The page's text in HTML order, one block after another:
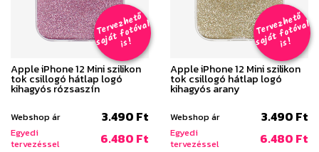
T
er
v
e
z
h
e
t
ő
s
aj
á
t
f
o
t
ó
v
al
i
s
!
Apple iPhone 12 Mini szilikon
tok csillogó hátlap logó
kihagyós rózsaszín
Webshop ár 3.490 Ft
Egyedi
tervezéssel
6.480 Ft
T
er
v
e
z
h
e
t
ő
s
aj
á
t
f
o
t
ó
v
al
i
s
!
Apple iPhone 12 Mini szilikon
tok csillogó hátlap logó
kihagyós arany
Webshop ár 3.490 Ft
Egyedi
tervezéssel
6.480 Ft